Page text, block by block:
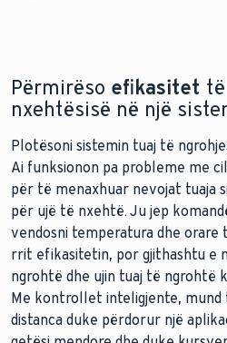
Përmirëso efikasitet
nxehtësisë në një
Plotësoni sistemin tuaj të
Ai funksionon pa probleme me
për të menaxhuar nevojat tuaja
për ujë të nxehtë. Ju jep
vendosni temperatura dhe orare
rrit efikasitetin, por gjithashtu e
ngrohtë dhe ujin tuaj të ngrohtë
Me kontrollet inteligjente, mund
distanca duke përdorur një